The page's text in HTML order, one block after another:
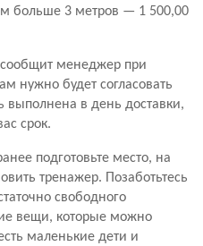
больше 3 метров — 1 500,00
сообщит менеджер при
нужно будет согласовать
в день доставки,
срок.
подготовьте место, на
тренажер. Позаботьтесь
свободного
вещи, которые можно
маленькие дети и